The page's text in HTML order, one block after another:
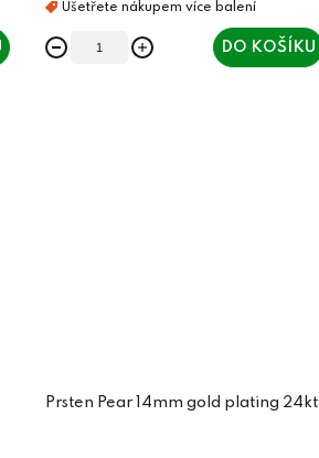
DO KOŠÍKU
Prsten Pear 14mm gold plating 24kt